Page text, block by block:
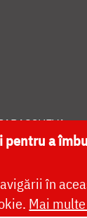
Site
pentru a
în
Mai